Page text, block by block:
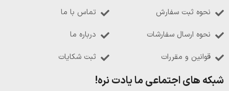
نحوه ثبت سفارش
نحوه ارسال سفارشات
قوانین و مقررات
تماس با ما
درباره ما
ثبت شکایات
شبکه های اجتماعی ما یادت نره!